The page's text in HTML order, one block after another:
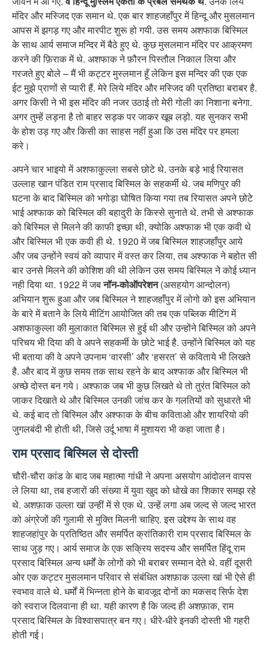
मंदिर और मस्जिद एक समान थे. एक बार शाहजहाँपुर में हिन्दू और मुसलमान
आपस में झगड़ गए और मारपीट शुरू हो गयी. उस समय अशफाक बिस्मिल
के साथ आर्य समाज मन्दिर में बैठे हुए थे. कुछ मुसलमान मंदिर पर आक्रमण
करने की फ़िराक में थे. अशफाक ने फ़ौरन पिस्तौल निकाल लिया और
गरजते हुए बोले – मैं भी कट्टर मुस्लमान हूँ लेकिन इस मन्दिर की एक एक
ईट मुझे प्राणों से प्यारी हैं. मेरे लिये मंदिर और मस्जिद की प्रतिष्ठा बराबर है.
अगर किसी ने भी इस मंदिर की नजर उठाई तो मेरी गोली का निशाना बनेगा.
अगर तुम्हें लड़ना है तो बाहर सड़क पर जाकर खूब लड़ो. यह सुनकर सभी
के होश उड़ गए और किसी का साहस नहीं हुआ कि उस मंदिर पर हमला
करे।
अपने चार भाइयो में अशफाकुल्ला सबसे छोटे थे. उनके बड़े भाई रियासत
उल्लाह खान पंडित राम प्रसाद बिस्मिल के सहकर्मी थे. जब मणिपुर की
घटना के बाद बिस्मिल को भगोड़ा घोषित किया गया तब रियासत अपने छोटे
भाई अश्फाक को बिस्मिल की बहादुरी के किस्से सुनाते थे. तभी से अश्फाक
को बिस्मिल से मिलने की काफी इच्छा थी, क्योकि अश्फाक भी एक कवी थे
और बिस्मिल भी एक कवी ही थे. 1920 में जब बिस्मिल शाहजहाँपुर आये
और जब उन्होंने स्वयं को व्यापार में वस्त कर लिया, तब अश्फाक ने बहोत सी
बार उनसे मिलने की कोशिश की थी लेकिन उस समय बिस्मिल ने कोई ध्यान
नही दिया था. 1922 में जबनॉन-कोऑपरेशन(असहयोग आन्दोलन)
अभियान शुरू हुआ और जब बिस्मिल ने शाहजहाँपुर में लोगो को इस अभियान
के बारे में बताने के लिये मीटिंग आयोजित की तब एक पब्लिक मीटिंग में
अशफाकुल्ला की मुलाकात बिस्मिल से हुई थी और उन्होंने बिस्मिल को अपने
परिचय भी दिया की वे अपने सहकर्मी के छोटे भाई है. उन्होंने बिस्मिल को यह
भी बताया की वे अपने उपनाम ‘वारसी’ और ‘हसरत’ से कविताये भी लिखते
है. और बाद में कुछ समय तक साथ रहने के बाद अश्फाक और बिस्मिल भी
अच्छे दोस्त बन गये। अश्फाक जब भी कुछ लिखते थे तो तुरंत बिस्मिल को
जाकर दिखाते थे और बिस्मिल उनकी जांच कर के गलतियों को सुधारते भी
थे. कई बाद तो बिस्मिल और अश्फाक के बीच कविताओ और शायरियो की
जुगलबंदी भी होती थी, जिसे उर्दू भाषा में मुशायरा भी कहा जाता है।
राम प्रसाद बिस्मिल से दोस्ती
चौरी-चौरा कांड के बाद जब महात्मा गांधी ने अपना असयोग आंदोलन वापस
ले लिया था, तब हजारों की संख्या में युवा खुद को धोखे का शिकार समझ रहे
थे. अशफ़ाक उल्ला खां उन्हीं में से एक थे. उन्हें लगा अब जल्द से जल्द भारत
को अंग्रेजों की गुलामी से मुक्ति मिलनी चाहिए. इस उद्देश्य के साथ वह
शाहजहांपुर के प्रतिष्ठित और समर्पित क्रांतिकारी राम प्रसाद बिस्मिल के
साथ जुड़ गए। आर्य समाज के एक सक्रिय सदस्य और समर्पित हिंदू राम
प्रसाद बिस्मिल अन्य धर्मों के लोगों को भी बराबर सम्मान देते थे. वहीं दूसरी
ओर एक कट्टर मुसलमान परिवार से संबंधित अशफ़ाक उल्ला खां भी ऐसे ही
स्वभाव वाले थे. धर्मों में भिन्नता होने के बावजूद दोनों का मकसद सिर्फ देश
को स्वराज दिलवाना ही था. यही कारण है कि जल्द ही अशफ़ाक, राम
प्रसाद बिस्मिल के विश्वासपात्र बन गए। धीरे-धीरे इनकी दोस्ती भी गहरी
होती गई।